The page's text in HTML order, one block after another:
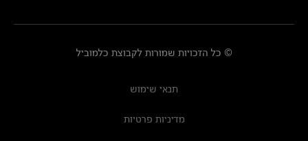
© כל הזכויות שמורות לקבוצת כלמוביל
תנאי שימוש
מדיניות פרטיות